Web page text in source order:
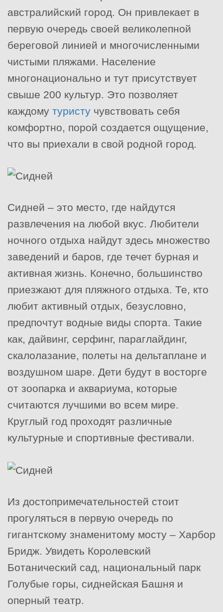
австралийский город. Он привлекает в
первую очередь своей великолепной
береговой линией и многочисленными
чистыми пляжами. Население
многонационально и тут присутствует
свыше 200 культур. Это позволяет
каждому туристу чувствовать себя
комфортно, порой создается ощущение,
что вы приехали в свой родной город.
Сидней – это место, где найдутся
развлечения на любой вкус. Любители
ночного отдыха найдут здесь множество
заведений и баров, где течет бурная и
активная жизнь. Конечно, большинство
приезжают для пляжного отдыха. Те, кто
любит активный отдых, безусловно,
предпочтут водные виды спорта. Такие
как, дайвинг, серфинг, параглайдинг,
скалолазание, полеты на дельтаплане и
воздушном шаре. Дети будут в восторге
от зоопарка и аквариума, которые
считаются лучшими во всем мире.
Круглый год проходят различные
культурные и спортивные фестивали.
Из достопримечательностей стоит
прогуляться в первую очередь по
гигантскому знаменитому мосту – Харбор
Бридж. Увидеть Королевский
Ботанический сад, национальный парк
Голубые горы, сиднейская Башня и
оперный театр.